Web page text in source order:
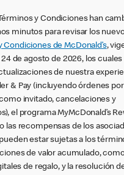
y Condiciones han
minutos para revisar los
Condiciones de McDonald’s,
de agosto de 2026, los cuales
de nuestra
& Pay (incluyendo órdenes por
invitado, cancelaciones y
el programa MyMcDonald’s
las recompensas de los
estar sujetas a los
de valor acumulado,
de regalo, y la resolución